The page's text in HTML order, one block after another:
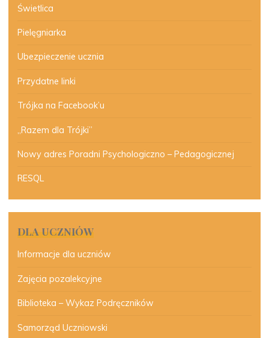
Świetlica
Pielęgniarka
Ubezpieczenie ucznia
Przydatne linki
Trójka na Facebook’u
„Razem dla Trójki”
Nowy adres Poradni Psychologiczno – Pedagogicznej
RESQL
DLA UCZNIÓW
Informacje dla uczniów
Zajęcia pozalekcyjne
Biblioteka – Wykaz Podręczników
Samorząd Uczniowski